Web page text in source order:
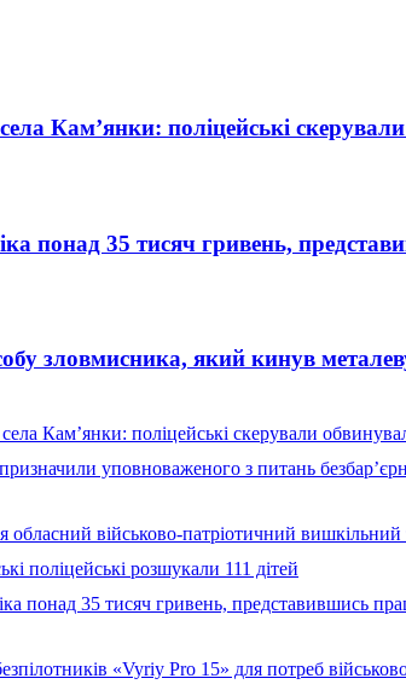
Кам’янки: поліцейські
понад 35 тисяч гривень,
зловмисника, який кинув
Кам’янки: поліцейські скерували
уповноваженого з питань
обласний військово-патріотичний вишкільний
поліцейські розшукали 111 дітей
понад 35 тисяч гривень, представившись
«Vyriy Pro 15» для потреб